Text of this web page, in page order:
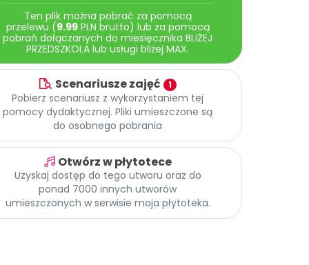
Ten plik można pobrać za pomocą
przelewu (9.99PLN brutto) lub za pomocą
pobrań dołączanych do miesięcznika BLIŻEJ
PRZEDSZKOLA lub usługi bliżej MAX.
Scenariusze zajęć 1
Pobierz scenariusz z wykorzystaniem tej
pomocy dydaktycznej. Pliki umieszczone są
do osobnego pobrania
Otwórz w płytotece
Uzyskaj dostęp do tego utworu oraz do
ponad 7000 innych utworów
umieszczonych w serwisie moja płytoteka.